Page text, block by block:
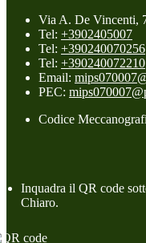
Via A. De Vincenti,
Tel: +3902405007
Tel: +390240070256
Tel: +390240072210
Email:
PEC:
Codice
Inquadra il QR code
Chiaro.